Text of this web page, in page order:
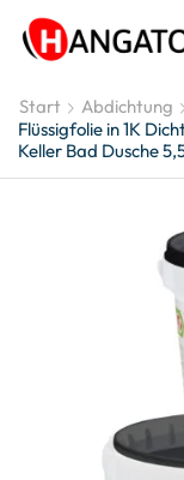
Start Abdichtung
Flüssigfolie in 1K
Keller Bad Dusche